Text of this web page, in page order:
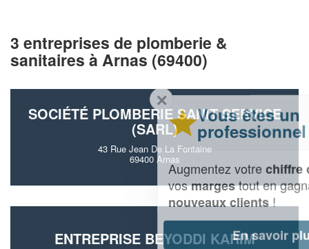
3 entreprises de plomberie &
sanitaires à Arnas (69400)
SOCIÉTÉ PLOMBERIE SANIT SERVICE
(SARL)
43 Rue Jean De La Fontaine
69400 Arnas
ENTREPRISE BEYODDI KARIM
Vous êtes un
professionnel ?
Augmentez votrechiffre d'affaireset
vosmargestout en gagnant de
nouveaux clients!
En savoir plus